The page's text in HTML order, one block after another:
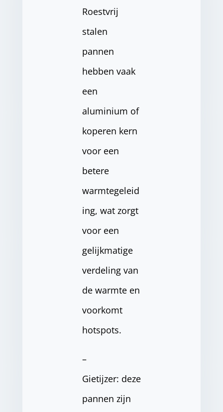
Roestvrij
stalen
pannen
hebben vaak
een
aluminium of
koperen kern
voor een
betere
warmtegeleid
ing, wat zorgt
voor een
gelijkmatige
verdeling van
de warmte en
voorkomt
hotspots.
–
Gietijzer: deze
pannen zijn